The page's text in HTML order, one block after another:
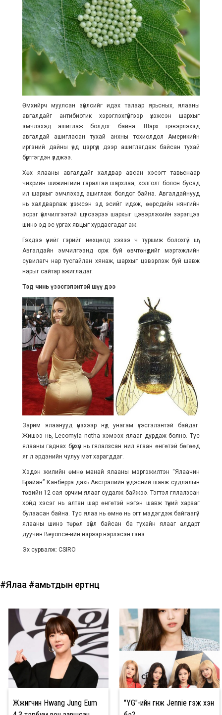
Өмхийрч муулсан зүйлсийг идэх талаар ярьсных, ялааны
авгалдайг антибиотик хэрэглэхгүйгээр үхэжсэн шархыг
эмчлэхэд ашиглаж болдог байна. Шарх цэвэрлэхэд
авгалдай ашигласан тухай анхны тохиолдол Америкийн
иргэний дайны үед цэргүүд дээр ашиглагдаж байсан тухай
бүртгэгдэн үлджээ.
Хөх ялааны авгалдайг халдвар авсан хэсэгт тавьснаар
чихрийн шижингийн гаралтай шархлаа, холголт болон бусад
ил шархыг эмчлэхэд ашиглаж болдог байна. Авгалдайнууд
нь халдварлаж үхэжсэн эд эсийг идэж, өөрсдийн нянгийн
эсрэг үйлчилгээтэй шүлсээрээ шархыг цэвэрлэхийн зэрэгцээ
шинэ эд эс ургах явцыг хурдасгадаг аж.
Гэхдээ үүнийг гэрийг нөхцөлд хэзээ ч туршиж болохгүй шүү.
Авгалдайн эмчилгээнд орж буй өвчтөнүүдийг мэргэжлийн
сувилагч нар тусгайлан хянаж, шархыг цэвэрлэж буй шавж
нарыг сайтар ажигладаг.
Тэд чинь үзэсгэлэнтэй шүү дээ
Зарим ялаанууд үнэхээр нүд унагам үзэсгэлэнтэй байдаг.
Жишээ нь, Lecomyia notha хэмээх ялааг дурдаж болно. Тус
ялааны гаднах бүрхүүл нь гялалзсан нил ягаан өнгөтэй бөгөөд
яг л эрдэнийн чулуу мэт харагддаг.
Хэдэн жилийн өмнө манай ялааны мэргэжилтэн “Ялаачин
Брайан” Канберра дахь Австралийн үндэсний шавж судлалын
төвийн 12 сая орчим ялааг судалж байжээ. Тэгтэл гялалзсан
хойд хэсэг нь алтан шар өнгөтэй нэгэн шавж түүний харааг
булаасан байна. Тус ялаа нь өмнө нь огт мэдэгдэж байгаагүй
ялааны шинэ төрөл зүйл байсан ба тухайн ялааг алдарт
дуучин Beyonce-ийн нэрээр нэрлэсэн гэнэ.
Эх сурвалж: CSIRO
#Ялаа #амьтдын ертөнц
Жүжигчин Hwang Jung Eum
"YG"-ийн гүнж Jennie гэж хэн